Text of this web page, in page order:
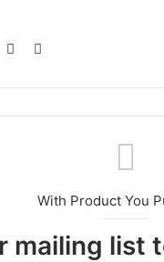
LinkedInYouTube
Instagram
With Product You
mailing list